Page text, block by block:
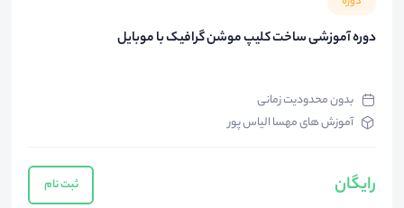
دوره آموزشی ساخت کلیپ موشن گرافیک با موبایل
بدون محدودیت زمانی
آموزش های مهسا الیاس پور
رایگان ثبت نام